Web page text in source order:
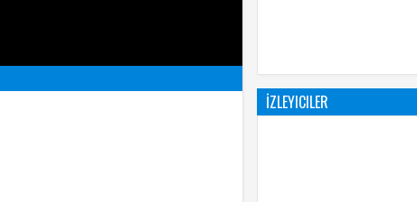
İZLEYICILER